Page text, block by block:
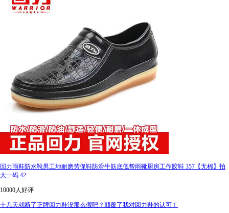
回力雨鞋防水靴男工地耐磨劳保鞋防滑牛筋底低帮雨靴厨房工作胶鞋 357【无棉】拍
大一码 42
10000人好评
十几天就断了正牌回力鞋没那么假吧？颠覆了我对回力鞋的认可！